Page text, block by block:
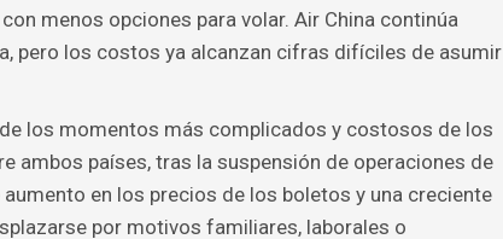
menos opciones para volar. Air China continúa
pero los costos ya alcanzan cifras difíciles de asumir
los momentos más complicados y costosos de los
ambos países, tras la suspensión de operaciones de
en los precios de los boletos y una creciente
por motivos familiares, laborales o